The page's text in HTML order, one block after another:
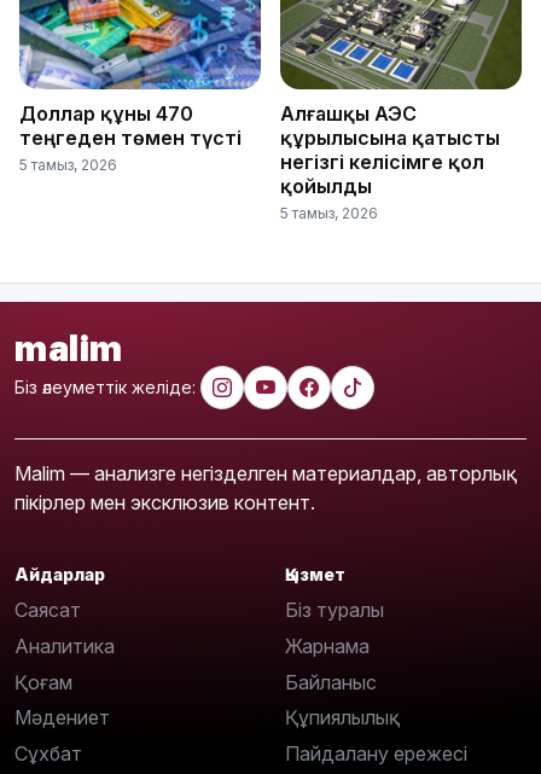
Доллар құны 470
теңгеден төмен түсті
5 тамыз, 2026
Алғашқы АЭС
құрылысына қатысты
негізгі келісімге қол
қойылды
5 тамыз, 2026
malim
Біз әлеуметтік желіде:
Malim — анализге негізделген материалдар, авторлық
пікірлер мен эксклюзив контент.
Айдарлар
Саясат
Аналитика
Қоғам
Мәдениет
Сұхбат
Қызмет
Біз туралы
Жарнама
Байланыс
Құпиялылық
Пайдалану ережесі